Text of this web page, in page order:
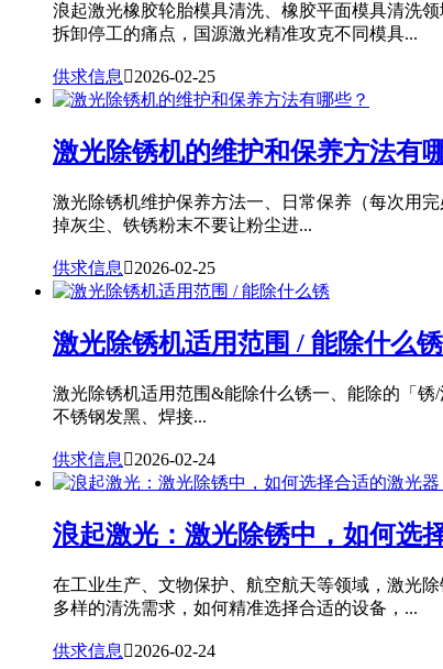
浪起激光橡胶轮胎模具清洗、橡胶平面模具清洗
拆卸停工的痛点，国源激光精准攻克不同模具...
供求信息 2026-02-25
激光除锈机的维护和保养方法有
激光除锈机维护保养方法一、日常保养（每次用
掉灰尘、铁锈粉末不要让粉尘进...
供求信息 2026-02-25
激光除锈机适用范围 / 能除什么锈
激光除锈机适用范围&能除什么锈一、能除的「
不锈钢发黑、焊接...
供求信息 2026-02-24
浪起激光：激光除锈中，如何选
在工业生产、文物保护、航空航天等领域，激光
多样的清洗需求，如何精准选择合适的设备，...
供求信息 2026-02-24